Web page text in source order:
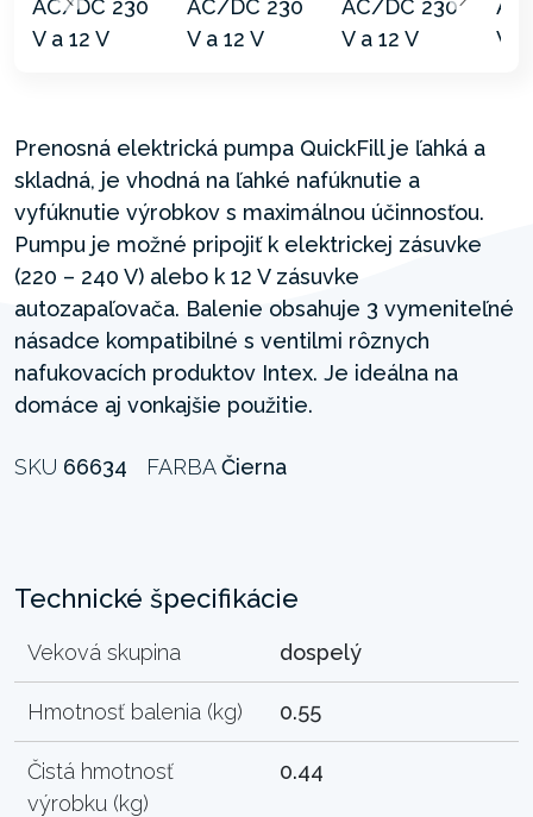
Prenosná elektrická pumpa QuickFill je ľahká a
skladná, je vhodná na ľahké nafúknutie a
vyfúknutie výrobkov s maximálnou účinnosťou.
Pumpu je možné pripojiť k elektrickej zásuvke
(220 – 240 V) alebo k 12 V zásuvke
autozapaľovača. Balenie obsahuje 3 vymeniteľné
násadce kompatibilné s ventilmi rôznych
nafukovacích produktov Intex. Je ideálna na
domáce aj vonkajšie použitie.
SKU 66634 FARBAČierna
Technické špecifikácie
Veková skupina dospelý
Hmotnosť balenia (kg) 0.55
Čistá hmotnosť
výrobku (kg)
0.44